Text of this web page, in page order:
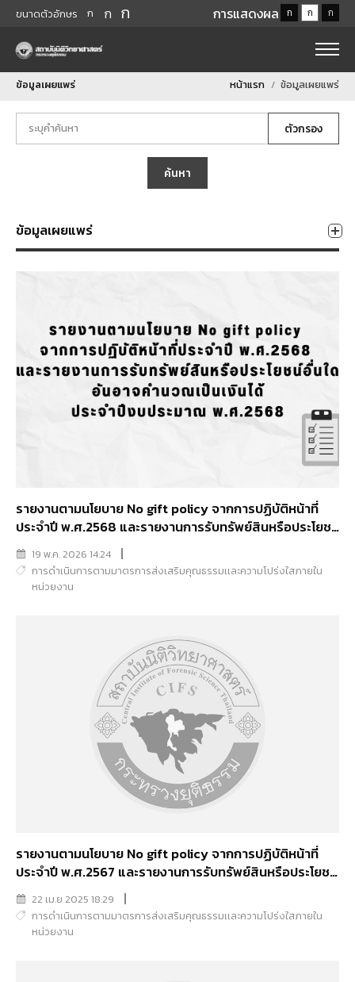
ขนาดตัวอักษร ก ก ก การแสดงผล ก ก ก
ข้อมูลเผยแพร่ หน้าแรก ข้อมูลเผยแพร่
ตัวกรอง
ค้นหา
ข้อมูลเผยแพร่
รายงานตามนโยบาย No gift policy จากการปฏิบัติหน้าที่
ประจำปี พ.ศ.2568 และรายงานการรับทรัพย์สินหรือประโยชน์
อื่นใดอันอาจคำนวณเป็นเงินได้ประจำปีงบประมาณ
พ.ศ.2568
19 พ.ค. 2026 14:24
การดำเนินการตามมาตรการส่งเสริมคุณธรรมเเละความโปร่งใสภายใน
หน่วยงาน
รายงานตามนโยบาย No gift policy จากการปฏิบัติหน้าที่
ประจำปี พ.ศ.2567 และรายงานการรับทรัพย์สินหรือประโยชน์
อันใดอันอาจคนนวนเป็นเงินได้ประจำปีงบประมาณ พ.ศ.2567
22 เม.ย 2025 18:29
การดำเนินการตามมาตรการส่งเสริมคุณธรรมเเละความโปร่งใสภายใน
หน่วยงาน